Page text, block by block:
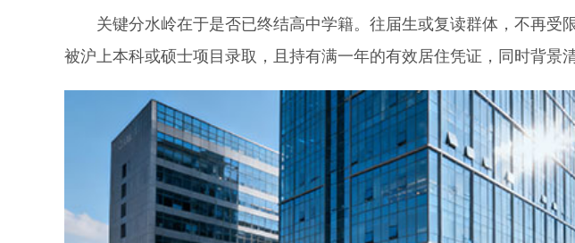
关键分水岭在于是否已终结高中学籍。往届生或复读群体，不再受
被沪上本科或硕士项目录取，且持有满一年的有效居住凭证，同时背景